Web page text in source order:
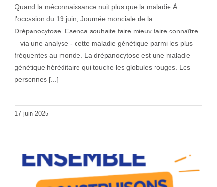
Quand la méconnaissance nuit plus que la maladie À
l’occasion du 19 juin, Journée mondiale de la
Drépanocytose, Esenca souhaite faire mieux faire connaître
– via une analyse - cette maladie génétique parmi les plus
fréquentes au monde. La drépanocytose est une maladie
génétique héréditaire qui touche les globules rouges. Les
personnes [...]
17 juin 2025